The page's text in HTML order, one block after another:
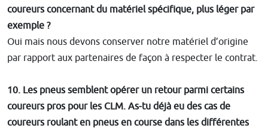
coureurs concernant du matériel spécifique, plus léger par
exemple ?
Oui mais nous devons conserver notre matériel d’origine
par rapport aux partenaires de façon à respecter le contrat.
10. Les pneus semblent opérer un retour parmi certains
coureurs pros pour les CLM. As-tu déjà eu des cas de
coureurs roulant en pneus en course dans les différentes